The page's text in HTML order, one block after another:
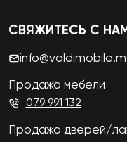
СВЯЖИТЕСЬ С
Продажа мебели
079 991 132
Продажа дверей/